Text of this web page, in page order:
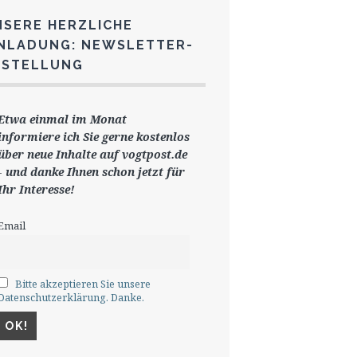
HERZLICHE
NEWSLETTER-
einmal im Monat
ich Sie gernekostenlos
ber neue Inhalte auf vogtpost.de
und danke Ihnen schon jetzt für
Interesse!
Bitte akzeptieren Sie unsere
Danke.